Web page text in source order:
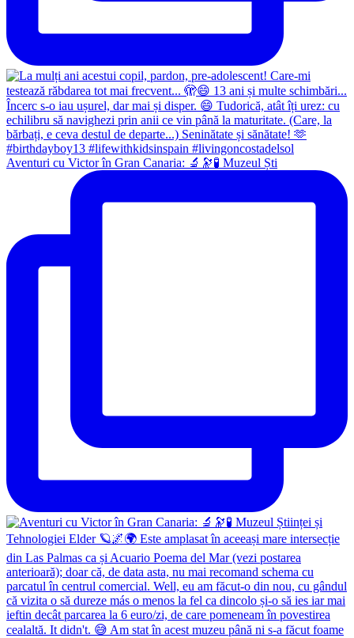
Aventuri cu Victor în Gran Canaria: 🔬🔭🧪 Muzeul Ști